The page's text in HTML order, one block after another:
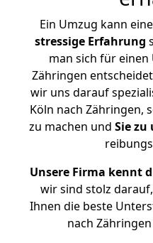
Ein Umzug kann
stressige Erfahrung
man sich für einen
Zähringen
wir uns darauf
Köln nach Zähringen,
zu machen und Sie
Unsere Firma kennt
wir sind stolz
Ihnen die beste
nach